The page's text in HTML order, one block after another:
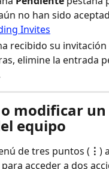
no han sido
recibido su invitación
elimine la entrada
modificar un
equipo
de tres puntos ( ⋮ )
acceder a dos